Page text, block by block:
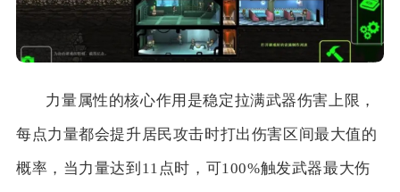
力量属性的核心作用是稳定拉满武器伤害上限，
每点力量都会提升居民攻击时打出伤害区间最大值的
概率，当力量达到11点时，可100%触发武器最大伤